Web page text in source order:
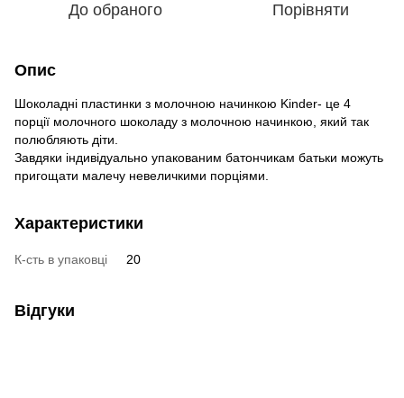
До обраного Порівняти
Опис
Шоколадні пластинки з молочною начинкою Kinder- це 4
порції молочного шоколаду з молочною начинкою, який так
полюбляють діти.
Завдяки індивідуально упакованим батончикам батьки можуть
пригощати малечу невеличкими порціями.
Характеристики
К-сть в упаковці 20
Відгуки